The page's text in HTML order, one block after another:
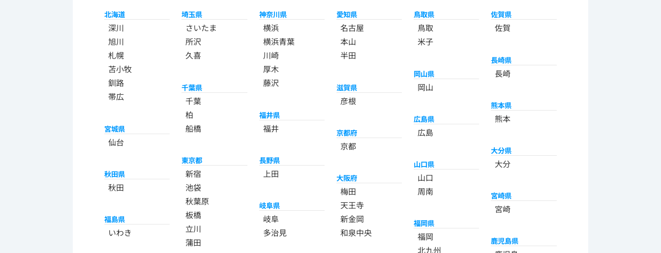
北海道
深川
旭川
札幌
苫小牧
釧路
帯広
宮城県
仙台
秋田県
秋田
福島県
いわき
埼玉県
さいたま
所沢
久喜
千葉県
千葉
柏
船橋
東京都
新宿
池袋
秋葉原
板橋
立川
蒲田
神奈川県
横浜
横浜青葉
川崎
厚木
藤沢
福井県
福井
長野県
上田
岐阜県
岐阜
多治見
愛知県
名古屋
本山
半田
滋賀県
彦根
京都府
京都
大阪府
梅田
天王寺
新金岡
和泉中央
鳥取県
鳥取
米子
岡山県
岡山
広島県
広島
山口県
山口
周南
福岡県
福岡
北九州
佐賀県
佐賀
長崎県
長崎
熊本県
熊本
大分県
大分
宮崎県
宮崎
鹿児島県